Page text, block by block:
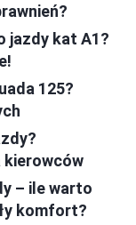
jazdy kat A1?
125?
kierowców
– ile warto
komfort?